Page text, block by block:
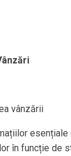
vânzării
esențiale
în funcție de